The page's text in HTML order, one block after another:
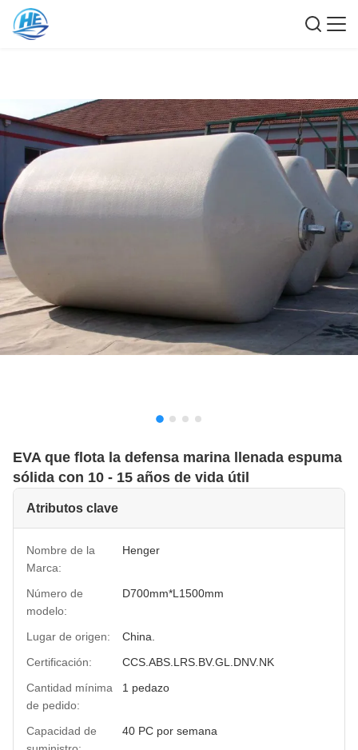
EVA que flota la defensa marina llenada espuma
sólida con 10 - 15 años de vida útil
Atributos clave
Nombre de la
Marca:
Henger
Número de
modelo:
D700mm*L1500mm
Lugar de origen:
China.
Certificación:
CCS.ABS.LRS.BV.GL.DNV.NK
Cantidad mínima
de pedido:
1 pedazo
Capacidad de
40 PC por semana